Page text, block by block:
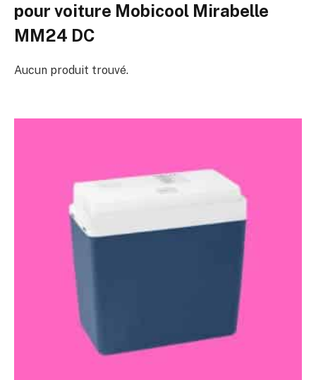
pour voiture Mobicool Mirabelle
MM24 DC
Aucun produit trouvé.